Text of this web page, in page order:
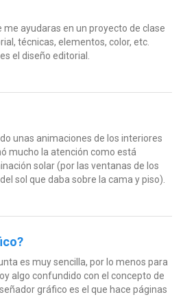
me ayudaras en un proyecto de clase
técnicas, elementos, color, etc.
el diseño editorial.
unas animaciones de los interiores
mucho la atención como está
solar (por las ventanas de los
sol que daba sobre la cama y piso).
es muy sencilla, por lo menos para
algo confundido con el concepto de
gráfico es el que hace páginas